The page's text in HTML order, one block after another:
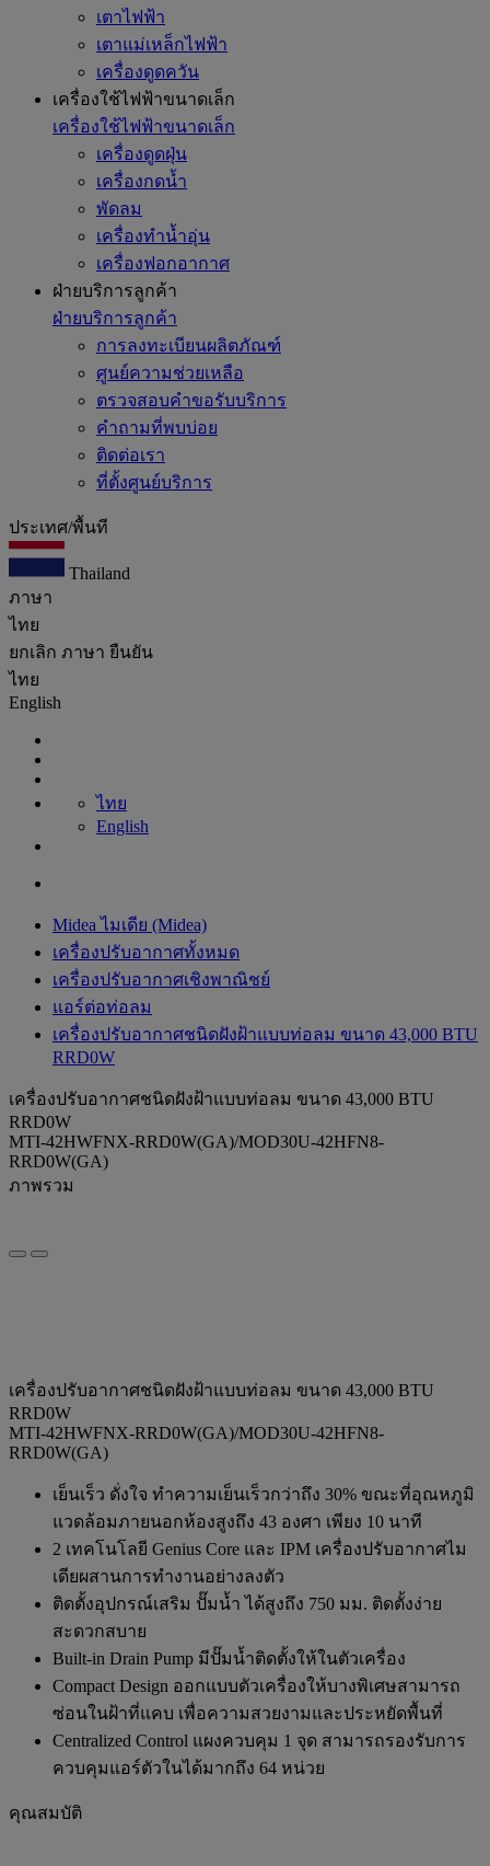
เตาไฟฟ้า
เตาแม่เหล็กไฟฟ้า
เครื่องดูดควัน
เครื่องใช้ไฟฟ้าขนาดเล็ก
เครื่องใช้ไฟฟ้าขนาดเล็ก
เครื่องดูดฝุ่น
เครื่องกดน้ำ
พัดลม
เครื่องทำน้ำอุ่น
เครื่องฟอกอากาศ
ฝ่ายบริการลูกค้า
ฝ่ายบริการลูกค้า
การลงทะเบียนผลิตภัณฑ์
ศูนย์ความช่วยเหลือ
ตรวจสอบคำขอรับบริการ
คำถามที่พบบ่อย
ติดต่อเรา
ที่ตั้งศูนย์บริการ
ประเทศ/พื้นที
Thailand
ภาษา
ไทย
ยกเลิก ภาษา ยืนยัน
ไทย
English
ไทย
English
Midea ไมเดีย (Midea)
เครื่องปรับอากาศทั้งหมด
เครื่องปรับอากาศเชิงพาณิชย์
แอร์ต่อท่อลม
เครื่องปรับอากาศชนิดฝังฝ้าแบบท่อลม ขนาด 43,000 BTU
RRD0W
เครื่องปรับอากาศชนิดฝังฝ้าแบบท่อลม ขนาด 43,000 BTU
RRD0W
MTI-42HWFNX-RRD0W(GA)/MOD30U-42HFN8-
RRD0W(GA)
ภาพรวม
เครื่องปรับอากาศชนิดฝังฝ้าแบบท่อลม ขนาด 43,000 BTU
RRD0W
MTI-42HWFNX-RRD0W(GA)/MOD30U-42HFN8-
RRD0W(GA)
เย็นเร็ว ดั่งใจ ทำความเย็นเร็วกว่าถึง 30% ขณะที่อุณหภูมิ
แวดล้อมภายนอกห้องสูงถึง 43 องศา เพียง 10 นาที
2 เทคโนโลยี Genius Core และ IPM เครื่องปรับอากาศไม
เดียผสานการทำงานอย่างลงตัว
ติดตั้งอุปกรณ์เสริม ปั๊มน้ำ ได้สูงถึง 750 มม. ติดตั้งง่าย
สะดวกสบาย
Built-in Drain Pump มีปั๊มน้ำติดตั้งให้ในตัวเครื่อง
Compact Design ออกแบบตัวเครื่องให้บางพิเศษสามารถ
ซ่อนในฝ้าที่แคบ เพื่อความสวยงามและประหยัดพื้นที่
Centralized Control แผงควบคุม 1 จุด สามารถรองรับการ
ควบคุมแอร์ตัวในได้มากถึง 64 หน่วย
คุณสมบัติ